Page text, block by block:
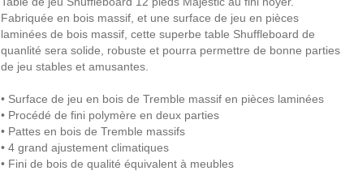
Fabriquée en bois massif, et une surface de jeu en pièces
laminées de bois massif, cette superbe table Shuffleboard de
quanlité sera solide, robuste et pourra permettre de bonne parties
de jeu stables et amusantes.
• Surface de jeu en bois de Tremble massif en pièces laminées
• Procédé de fini polymère en deux parties
• Pattes en bois de Tremble massifs
• 4 grand ajustement climatiques
• Fini de bois de qualité équivalent à meubles